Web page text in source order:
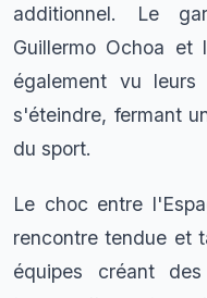
additionnel. Le
Guillermo Ochoa et
également vu
s'éteindre, fermant
du sport.
Le choc entre
rencontre tendue et
équipes créant